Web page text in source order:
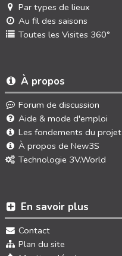
En savoir plus
Contact
Plan du site
Par types de lieux
Au fil des saisons
Toutes les Visites 360°
À propos
Forum de discussion
Aide & mode d'emploi
Les fondements du projet
À propos de New3S
Technologie 3V.World